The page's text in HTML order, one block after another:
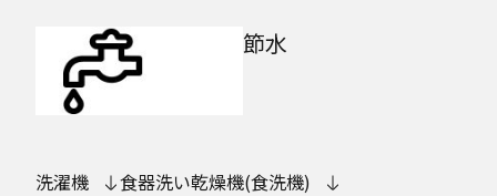
節水
洗濯機 食器洗い乾燥機(食洗機)